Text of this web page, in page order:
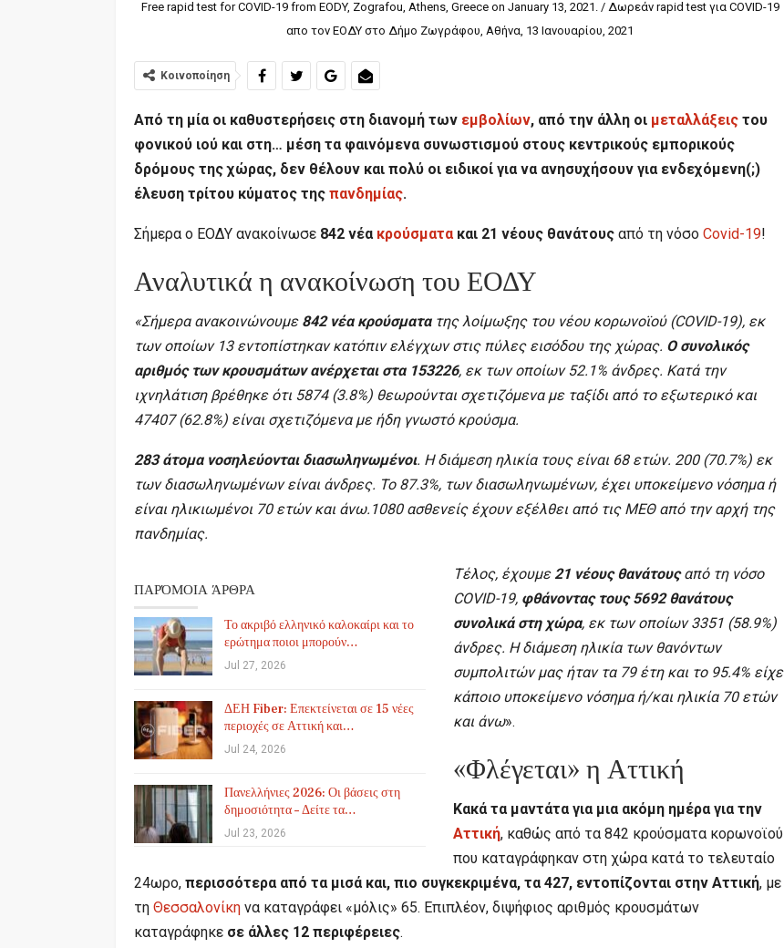
Free rapid test for COVID-19 from EODY, Zografou, Athens, Greece on January 13, 2021. / Δωρεάν rapid test για COVID-19
απο τον ΕΟΔΥ στο Δήμο Ζωγράφου, Αθήνα, 13 Ιανουαρίου, 2021
Κοινοποίηση
Από τη μία οι καθυστερήσεις στη διανομή των εμβολίων, από την άλλη οι μεταλλάξεις του
φονικού ιού και στη… μέση τα φαινόμενα συνωστισμού στους κεντρικούς εμπορικούς
δρόμους της χώρας, δεν θέλουν και πολύ οι ειδικοί για να ανησυχήσουν για ενδεχόμενη(;)
έλευση τρίτου κύματος της πανδημίας.
Σήμερα ο ΕΟΔΥ ανακοίνωσε 842 νέα κρούσματακαι 21 νέους θανάτους από τη νόσο Covid-19!
Αναλυτικά η ανακοίνωση του ΕΟΔΥ
«Σήμερα ανακοινώνουμε 842 νέα κρούσματατης λοίμωξης του νέου κορωνοϊού (COVID-19), εκ
των οποίων 13 εντοπίστηκαν κατόπιν ελέγχων στις πύλες εισόδου της χώρας. Ο συνολικός
αριθμός των κρουσμάτων ανέρχεται στα 153226, εκ των οποίων 52.1% άνδρες. Κατά την
ιχνηλάτιση βρέθηκε ότι 5874 (3.8%) θεωρούνται σχετιζόμενα με ταξίδι από το εξωτερικό και
47407 (62.8%) είναι σχετιζόμενα με ήδη γνωστό κρούσμα.
283 άτομα νοσηλεύονται διασωληνωμένοι. Η διάμεση ηλικία τους είναι 68 ετών. 200 (70.7%) εκ
των διασωληνωμένων είναι άνδρες. To 87.3%, των διασωληνωμένων, έχει υποκείμενο νόσημα ή
είναι ηλικιωμένοι 70 ετών και άνω.1080 ασθενείς έχουν εξέλθει από τις ΜΕΘ από την αρχή της
πανδημίας.
ΠΑΡΌΜΟΙΑ ΆΡΘΡΑ
Το ακριβό ελληνικό καλοκαίρι και το
ερώτημα ποιοι μπορούν…
Jul 27, 2026
ΔΕΗ Fiber: Επεκτείνεται σε 15 νέες
περιοχές σε Αττική και…
Jul 24, 2026
Πανελλήνιες 2026: Οι βάσεις στη
δημοσιότητα – Δείτε τα…
Jul 23, 2026
Τέλος, έχουμε 21 νέους θανάτουςαπό τη νόσο
COVID-19, φθάνοντας τους 5692 θανάτους
συνολικά στη χώρα, εκ των οποίων 3351 (58.9%)
άνδρες. Η διάμεση ηλικία των θανόντων
συμπολιτών μας ήταν τα 79 έτη και το 95.4% είχε
κάποιο υποκείμενο νόσημα ή/και ηλικία 70 ετών
και άνω».
«Φλέγεται» η Αττική
Κακά τα μαντάτα για μια ακόμη ημέρα για την
Αττική, καθώς από τα 842 κρούσματα κορωνοϊού
που καταγράφηκαν στη χώρα κατά το τελευταίο
24ωρο, περισσότερα από τα μισά και, πιο συγκεκριμένα, τα 427, εντοπίζονται στην Αττική, με
τη Θεσσαλονίκη να καταγράφει «μόλις» 65. Επιπλέον, διψήφιος αριθμός κρουσμάτων
καταγράφηκε σε άλλες 12 περιφέρειες.